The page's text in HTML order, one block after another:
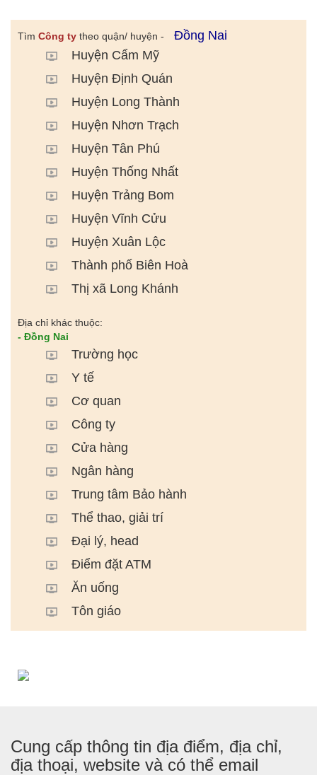
Tìm Công ty theo quận/ huyện -
Đồng Nai
Huyện Cẩm Mỹ
Huyện Định Quán
Huyện Long Thành
Huyện Nhơn Trạch
Huyện Tân Phú
Huyện Thống Nhất
Huyện Trảng Bom
Huyện Vĩnh Cửu
Huyện Xuân Lộc
Thành phố Biên Hoà
Thị xã Long Khánh
Địa chỉ khác thuộc:
- Đồng Nai
Trường học
Y tế
Cơ quan
Công ty
Cửa hàng
Ngân hàng
Trung tâm Bảo hành
Thể thao, giải trí
Đại lý, head
Điểm đặt ATM
Ăn uống
Tôn giáo
Cung cấp thông tin địa điểm, địa chỉ,
địa thoại, website và có thể email